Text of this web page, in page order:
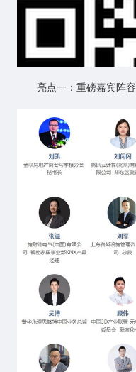
亮点一：重磅嘉宾阵容